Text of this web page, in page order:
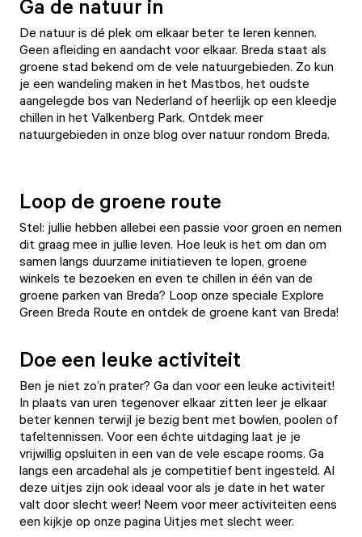
Ga de natuur in
De natuur is dé plek om elkaar beter te leren kennen.
Geen afleiding en aandacht voor elkaar. Breda staat als
groene stad bekend om de vele natuurgebieden. Zo kun
je een wandeling maken in het Mastbos, het oudste
aangelegde bos van Nederland of heerlijk op een kleedje
chillen in het Valkenberg Park. Ontdek meer
natuurgebieden in onze blog over natuur rondom Breda.
Loop de groene route
Stel: jullie hebben allebei een passie voor groen en nemen
dit graag mee in jullie leven. Hoe leuk is het om dan om
samen langs duurzame initiatieven te lopen, groene
winkels te bezoeken en even te chillen in één van de
groene parken van Breda? Loop onze speciale Explore
Green Breda Route en ontdek de groene kant van Breda!
Doe een leuke activiteit
Ben je niet zo’n prater? Ga dan voor een leuke activiteit!
In plaats van uren tegenover elkaar zitten leer je elkaar
beter kennen terwijl je bezig bent met bowlen, poolen of
tafeltennissen. Voor een échte uitdaging laat je je
vrijwillig opsluiten in een van de vele escape rooms. Ga
langs een arcadehal als je competitief bent ingesteld. Al
deze uitjes zijn ook ideaal voor als je date in het water
valt door slecht weer! Neem voor meer activiteiten eens
een kijkje op onze pagina Uitjes met slecht weer.